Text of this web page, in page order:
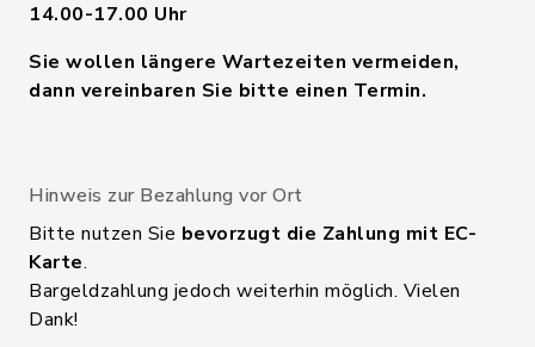
14.00-17.00 Uhr
Sie wollen längere Wartezeiten vermeiden,
dann vereinbaren Sie bitte einen Termin.
Hinweis zur Bezahlung vor Ort
Bitte nutzen Sie bevorzugt die Zahlung mit EC-
Karte.
Bargeldzahlung jedoch weiterhin möglich. Vielen
Dank!